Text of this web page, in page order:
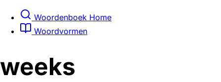
Woordenboek Home
Woordvormen
weeks